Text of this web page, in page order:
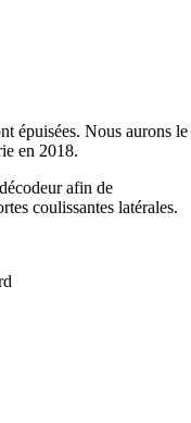
épuisées. Nous aurons le
en 2018.
afin de
coulissantes latérales.